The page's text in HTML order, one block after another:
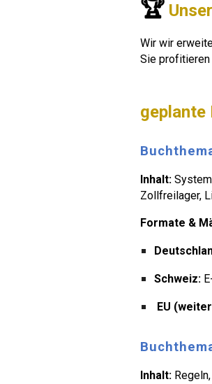
🏆
Wirwir
Sie profitieren
geplante
Inhalt:
Zollfreilager,
Formate &
Schweiz:
EU
Inhalt: